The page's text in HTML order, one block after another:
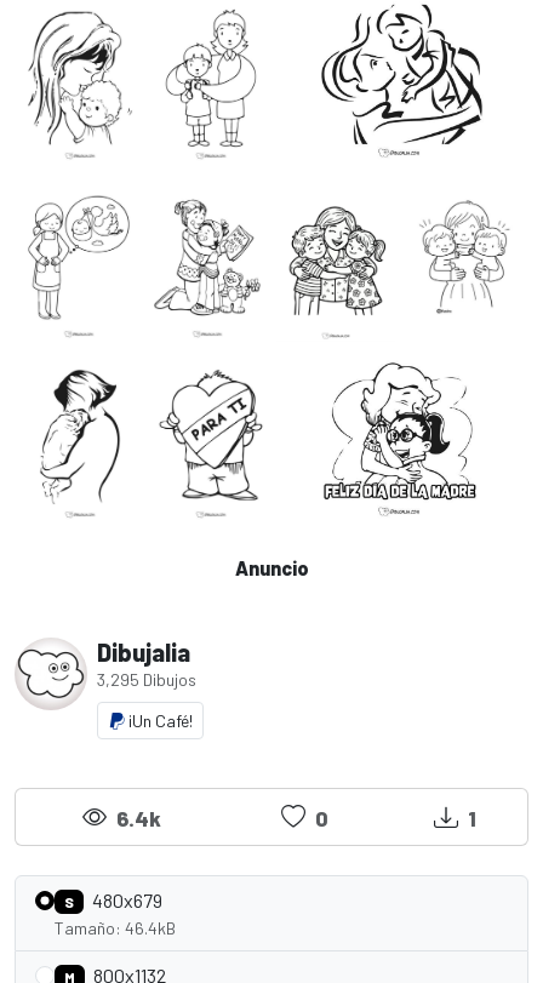
Anuncio
Dibujalia
3,295 Dibujos
¡Un Café!
6.4k 0 1
S 480x679
Tamaño: 46.4kB
M 800x1132